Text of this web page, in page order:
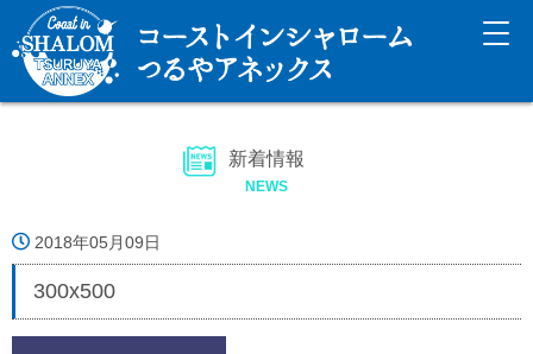
新着情報
NEWS
2018年05月09日
300x500